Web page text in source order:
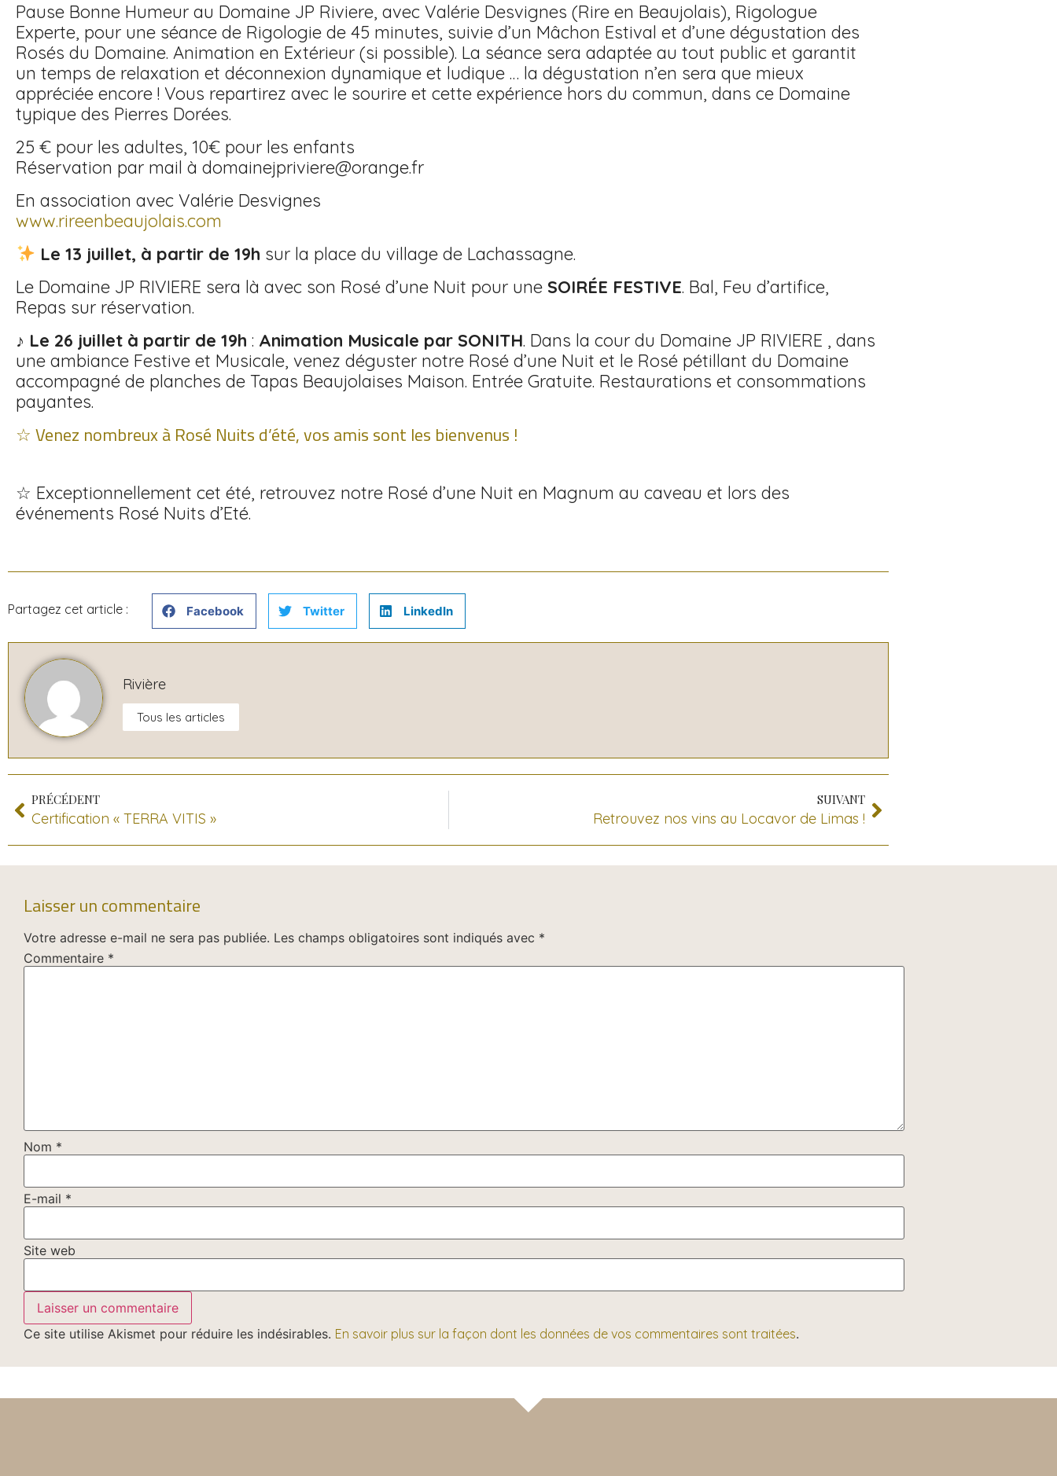
Pause Bonne Humeur au Domaine JP Riviere, avec Valérie Desvignes (Rire en Beaujolais), Rigologue
Experte, pour une séance de Rigologie de 45 minutes, suivie d’un Mâchon Estival et d’une dégustation des
Rosés du Domaine. Animation en Extérieur (si possible). La séance sera adaptée au tout public et garantit
un temps de relaxation et déconnexion dynamique et ludique … la dégustation n’en sera que mieux
appréciée encore ! Vous repartirez avec le sourire et cette expérience hors du commun, dans ce Domaine
typique des Pierres Dorées.
25 € pour les adultes, 10€ pour les enfants
Réservation par mail à domainejpriviere@orange.fr
En association avec Valérie Desvignes
www.rireenbeaujolais.com
Le 13 juillet, à partir de 19h sur la place du village de Lachassagne.
Le Domaine JP RIVIERE sera là avec son Rosé d’une Nuit pour une SOIRÉE FESTIVE. Bal, Feu d’artifice,
Repas sur réservation.
♪ Le 26 juillet à partir de 19h : Animation Musicale par SONITH. Dans la cour du Domaine JP RIVIERE , dans
une ambiance Festive et Musicale, venez déguster notre Rosé d’une Nuit et le Rosé pétillant du Domaine
accompagné de planches de Tapas Beaujolaises Maison. Entrée Gratuite. Restaurations et consommations
payantes.
☆ Venez nombreux à Rosé Nuits d’été, vos amis sont les bienvenus !
☆ Exceptionnellement cet été, retrouvez notre Rosé d’une Nuit en Magnum au caveau et lors des
événements Rosé Nuits d’Eté.
Partagez cet article : Facebook Twitter LinkedIn
Rivière
Tous les articles
PRÉCÉDENT
Certification « TERRA VITIS »
SUIVANT
Retrouvez nos vins au Locavor de Limas !
Laisser un commentaire
Votre adresse e-mail ne sera pas publiée. Les champs obligatoires sont indiqués avec *
Commentaire *
Nom *
E-mail *
Site web
Ce site utilise Akismet pour réduire les indésirables. En savoir plus sur la façon dont les données de vos commentaires sont traitées.